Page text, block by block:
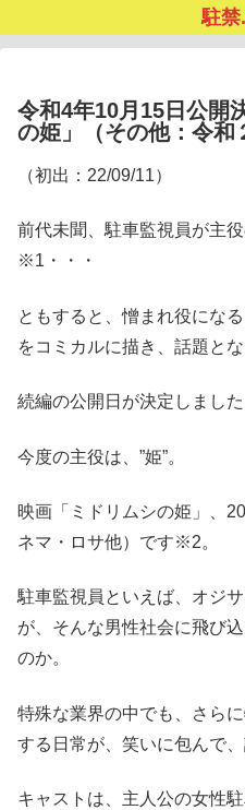
駐
令和4年10月15日公
の姫」（その他：令和
（初出：22/09/11）
前代未聞、駐車監視員が主
※1・・・
ともすると、憎まれ役にな
をコミカルに描き、話題と
続編の公開日が決定しました
今度の主役は、”姫”。
映画「ミドリムシの姫」、
ネマ・ロサ他）です※2。
駐車監視員といえば、オジ
が、そんな男性社会に飛び
のか。
特殊な業界の中でも、さら
する日常が、笑いに包んで、
キャストは、主人公の女性